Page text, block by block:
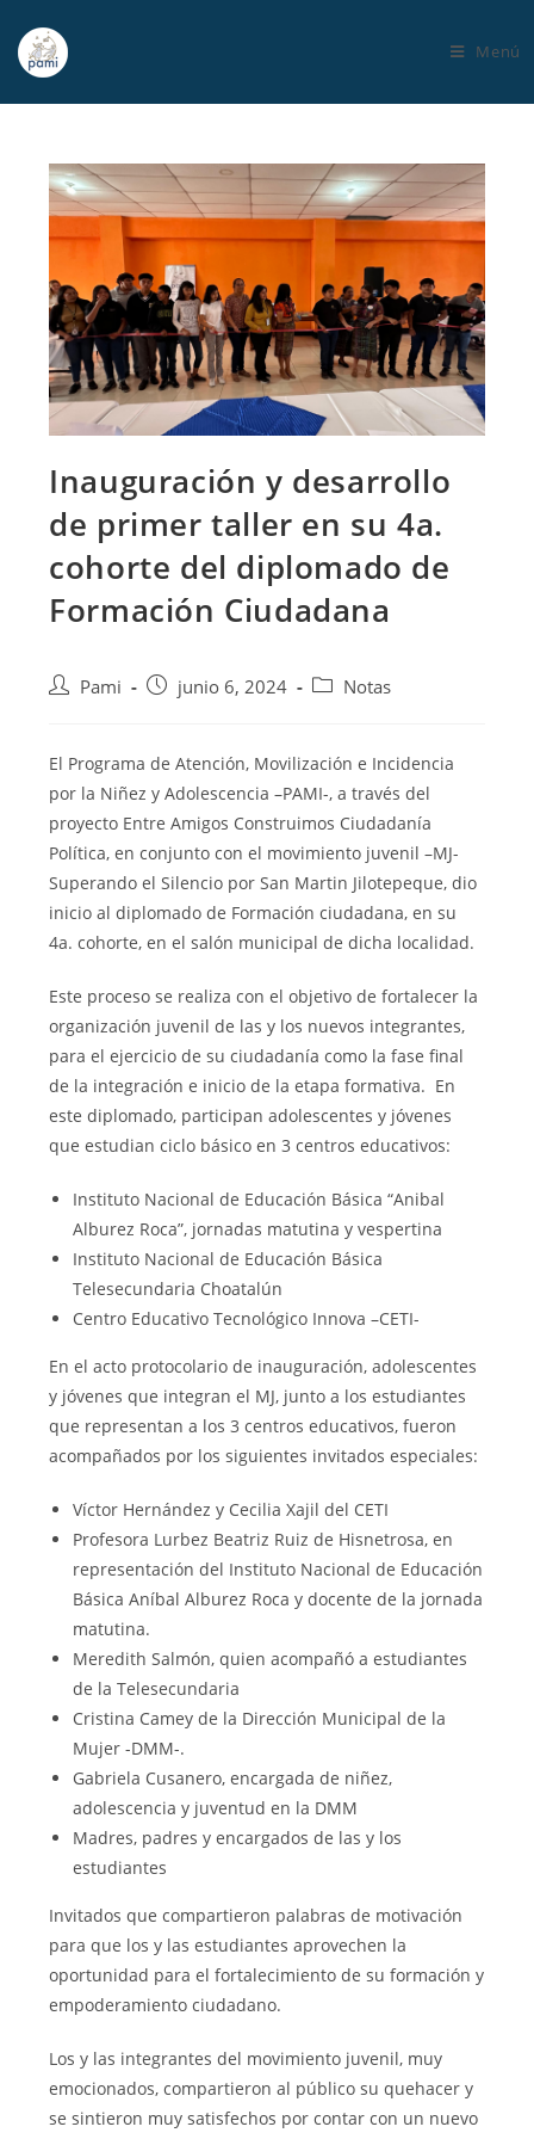
Menú
Inauguración y desarrollo
de primer taller en su 4a.
cohorte del diplomado de
Formación Ciudadana
Pami junio 6, 2024 Notas
El Programa de Atención, Movilización e Incidencia
por la Niñez y Adolescencia –PAMI-, a través del
proyecto Entre Amigos Construimos Ciudadanía
Política, en conjunto con el movimiento juvenil –MJ-
Superando el Silencio por San Martin Jilotepeque, dio
inicio al diplomado de Formación ciudadana, en su
4a. cohorte, en el salón municipal de dicha localidad.
Este proceso se realiza con el objetivo de fortalecer la
organización juvenil de las y los nuevos integrantes,
para el ejercicio de su ciudadanía como la fase final
de la integración e inicio de la etapa formativa. En
este diplomado, participan adolescentes y jóvenes
que estudian ciclo básico en 3 centros educativos:
Instituto Nacional de Educación Básica “Anibal
Alburez Roca”, jornadas matutina y vespertina
Instituto Nacional de Educación Básica
Telesecundaria Choatalún
Centro Educativo Tecnológico Innova –CETI-
En el acto protocolario de inauguración, adolescentes
y jóvenes que integran el MJ, junto a los estudiantes
que representan a los 3 centros educativos, fueron
acompañados por los siguientes invitados especiales:
Víctor Hernández y Cecilia Xajil del CETI
Profesora Lurbez Beatriz Ruiz de Hisnetrosa, en
representación del Instituto Nacional de Educación
Básica Aníbal Alburez Roca y docente de la jornada
matutina.
Meredith Salmón, quien acompañó a estudiantes
de la Telesecundaria
Cristina Camey de la Dirección Municipal de la
Mujer -DMM-.
Gabriela Cusanero, encargada de niñez,
adolescencia y juventud en la DMM
Madres, padres y encargados de las y los
estudiantes
Invitados que compartieron palabras de motivación
para que los y las estudiantes aprovechen la
oportunidad para el fortalecimiento de su formación y
empoderamiento ciudadano.
Los y las integrantes del movimiento juvenil, muy
emocionados, compartieron al público su quehacer y
se sintieron muy satisfechos por contar con un nuevo